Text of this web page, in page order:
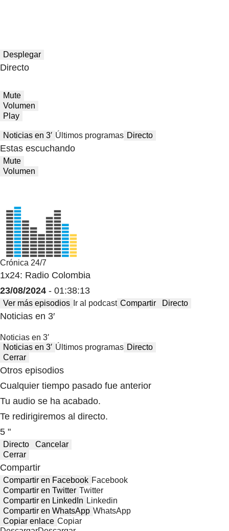
Desplegar
Directo
Mute
Volumen
Play
Noticias en 3′ Últimos programas Directo
Estas escuchando
Mute
Volumen
Crónica 24/7
1x24: Radio Colombia
23/08/2024 - 01:38:13
Ver más episodios Ir al podcast Compartir Directo
Noticias en 3′
Noticias en 3′
Noticias en 3′ Últimos programas Directo
Cerrar
Otros episodios
Cualquier tiempo pasado fue anterior
Tu audio se ha acabado.
Te redirigiremos al directo.
5 "
Directo
Cancelar
Cerrar
Compartir
Compartir en Facebook Facebook
Compartir en Twitter Twitter
Compartir en LinkedIn Linkedin
Compartir en WhatsApp WhatsApp
Copiar enlace Copiar